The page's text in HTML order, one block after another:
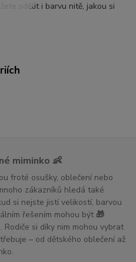
sdělit i barvu nitě, jakou si
miminko 👶
froté osušky, oblečení nebo
zákazníků hledá také
si nejste jistí velikostí, barvou
řešením mohou být 🎁
. Rodiče si díky nim mohou vybrat
– od dětského oblečení až